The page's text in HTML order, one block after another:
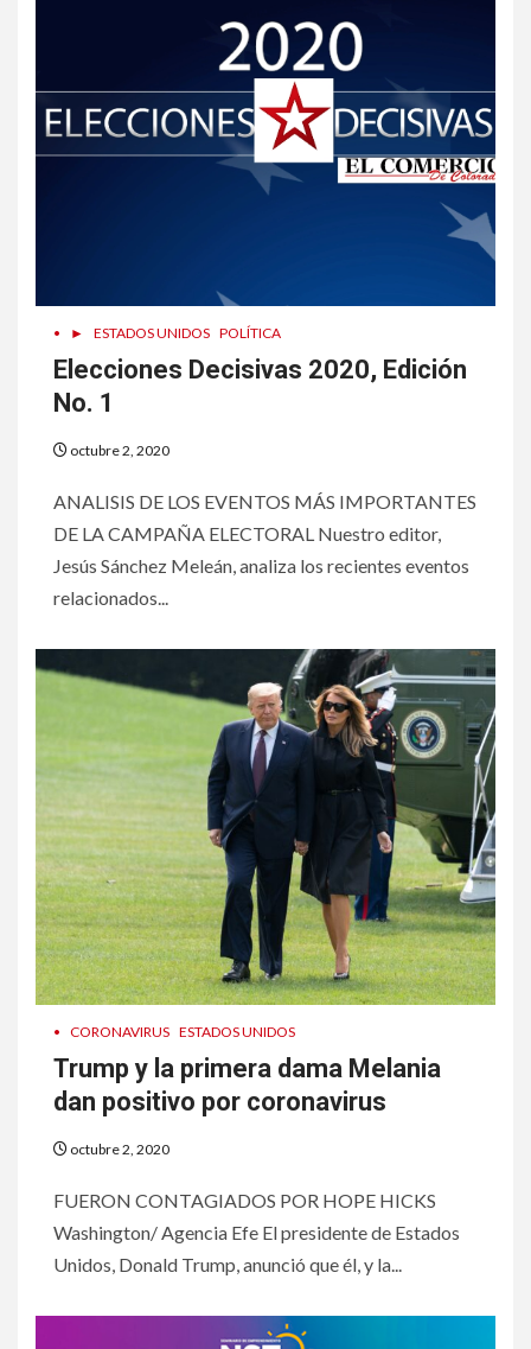
• ► ESTADOS UNIDOS POLÍTICA
Elecciones Decisivas 2020, Edición
No. 1
octubre 2, 2020
ANALISIS DE LOS EVENTOS MÁS IMPORTANTES
DE LA CAMPAÑA ELECTORAL Nuestro editor,
Jesús Sánchez Meleán, analiza los recientes eventos
relacionados...
• CORONAVIRUS ESTADOS UNIDOS
Trump y la primera dama Melania
dan positivo por coronavirus
octubre 2, 2020
FUERON CONTAGIADOS POR HOPE HICKS
Washington/ Agencia Efe El presidente de Estados
Unidos, Donald Trump, anunció que él, y la...